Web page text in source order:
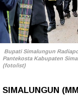
Bupati Simalungun
Pantekosta Kabupaten
(foto/ist)
SIMALUNGUN